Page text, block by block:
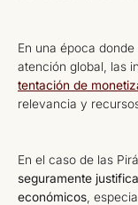
En una época
atención global, las
tentación de
relevancia y
En el caso de las
seguramente
económicos ,